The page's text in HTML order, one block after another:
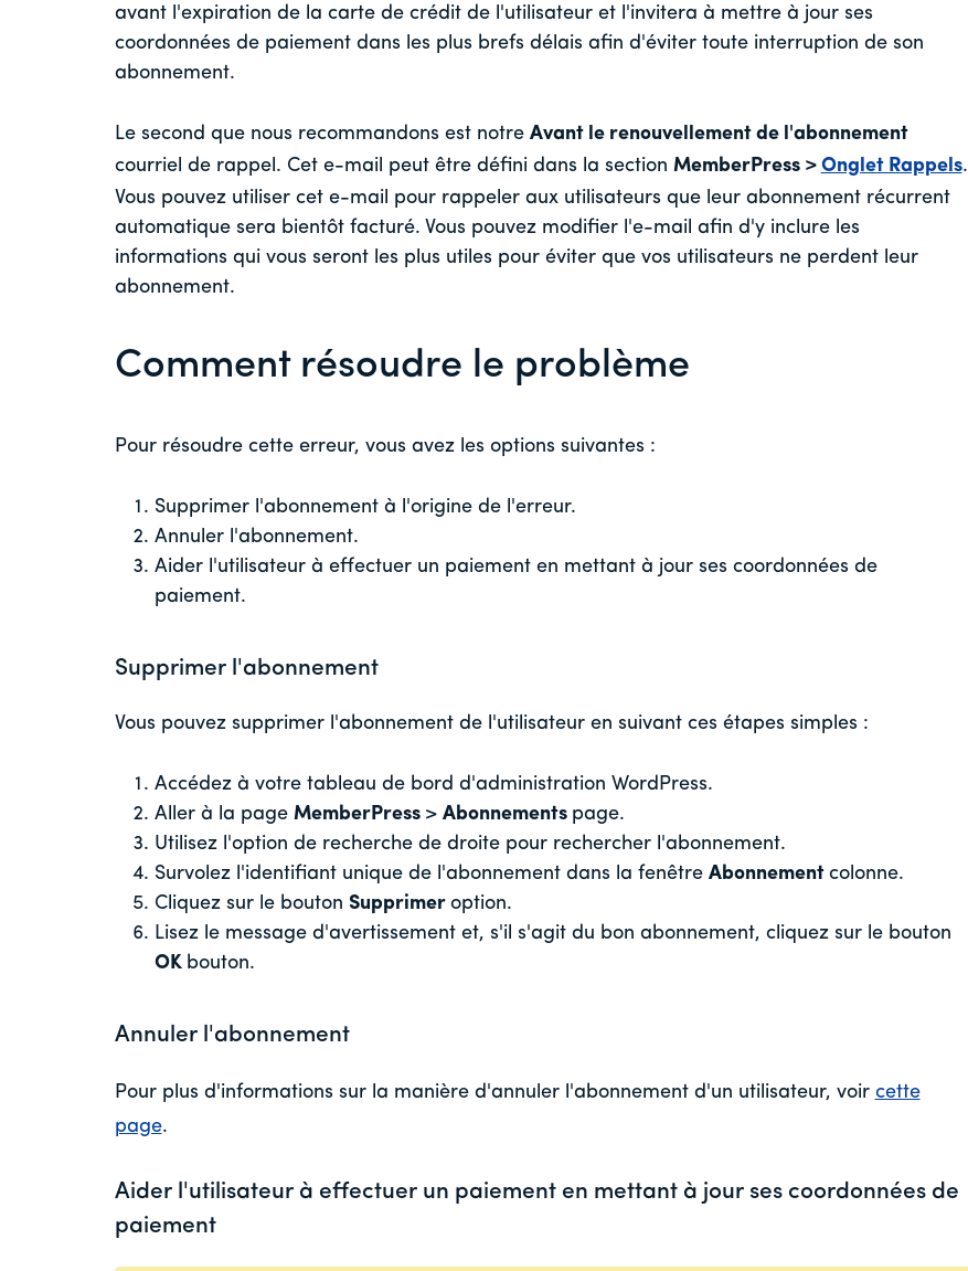
avant l'expiration de la carte de crédit de l'utilisateur et l'invitera à mettre à jour ses
coordonnées de paiement dans les plus brefs délais afin d'éviter toute interruption de son
abonnement.
Le second que nous recommandons est notre Avant le renouvellement de l'abonnement
courriel de rappel. Cet e-mail peut être défini dans la section MemberPress > Onglet Rappels.
Vous pouvez utiliser cet e-mail pour rappeler aux utilisateurs que leur abonnement récurrent
automatique sera bientôt facturé. Vous pouvez modifier l'e-mail afin d'y inclure les
informations qui vous seront les plus utiles pour éviter que vos utilisateurs ne perdent leur
abonnement.
Comment résoudre le problème
Pour résoudre cette erreur, vous avez les options suivantes :
Supprimer l'abonnement à l'origine de l'erreur.
Annuler l'abonnement.
Aider l'utilisateur à effectuer un paiement en mettant à jour ses coordonnées de
paiement.
Supprimer l'abonnement
Vous pouvez supprimer l'abonnement de l'utilisateur en suivant ces étapes simples :
Accédez à votre tableau de bord d'administration WordPress.
Aller à la page MemberPress > Abonnements page.
Utilisez l'option de recherche de droite pour rechercher l'abonnement.
Survolez l'identifiant unique de l'abonnement dans la fenêtre Abonnement colonne.
Cliquez sur le bouton Supprimer option.
Lisez le message d'avertissement et, s'il s'agit du bon abonnement, cliquez sur le bouton
OK bouton.
Annuler l'abonnement
Pour plus d'informations sur la manière d'annuler l'abonnement d'un utilisateur, voir cette
page.
Aider l'utilisateur à effectuer un paiement en mettant à jour ses coordonnées de
paiement